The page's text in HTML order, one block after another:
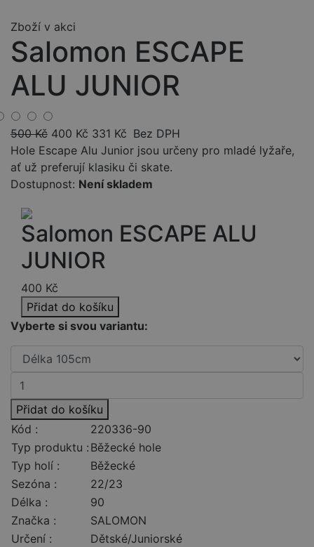
Zboží v akci
Salomon ESCAPE
ALU JUNIOR
500Kč 400 Kč 331 Kč Bez DPH
Hole Escape Alu Junior jsou určeny pro mladé lyžaře,
ať už preferují klasiku či skate.
Dostupnost: Není skladem
Salomon ESCAPE ALU
JUNIOR
400 Kč
Přidat do košíku
Vyberte si svou variantu:
Přidat do košíku
Kód :
220336-90
Typ produktu : Běžecké hole
Typ holí :
Běžecké
Sezóna :
22/23
Délka :
90
Značka :
SALOMON
Určení :
Dětské/Juniorské